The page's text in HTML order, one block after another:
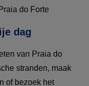
do Forte
dag
van Praia do
stranden, maak
of bezoek het